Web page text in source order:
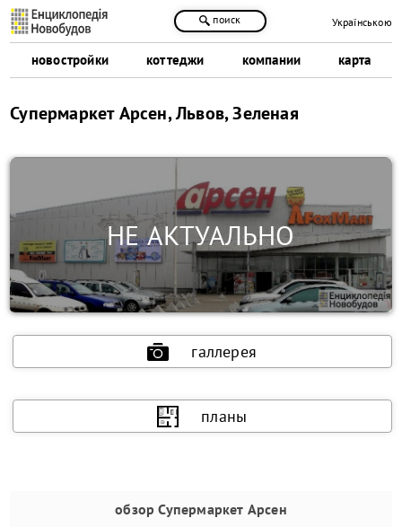
новостройки коттеджи компании карта
поиск Українською
Супермаркет Арсен, Львов, Зеленая
галлерея
планы
обзор Супермаркет Арсен